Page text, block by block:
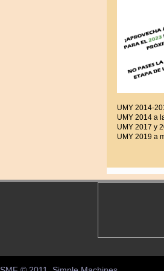
UMY 2014-
UMY 2014 a
UMY 2017 y
UMY 2019 a